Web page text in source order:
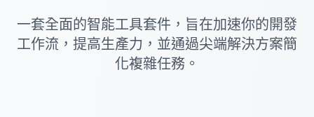
一套全面的智能工具套件，旨在加速你的開發
工作流，提高生產力，並通過尖端解決方案簡
化複雜任務。